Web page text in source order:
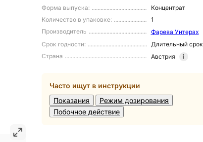
Форма выпуска:
Концентрат
Количество в упаковке:
1
Производитель
Фарева Унтерах
Срок годности:
Длительный срок
Страна
Австрия i
Часто ищут в инструкции
Показания
Режим дозирования
Побочное действие